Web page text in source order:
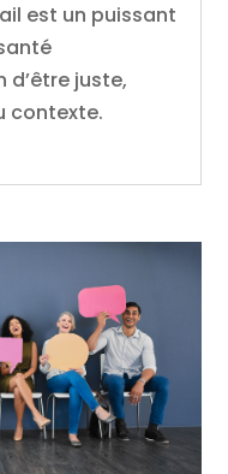
est un puissant
juste,
contexte.